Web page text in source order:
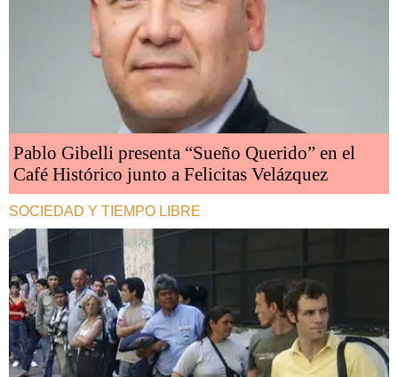
Pablo Gibelli presenta “Sueño Querido” en el
Café Histórico junto a Felicitas Velázquez
SOCIEDAD Y TIEMPO LIBRE